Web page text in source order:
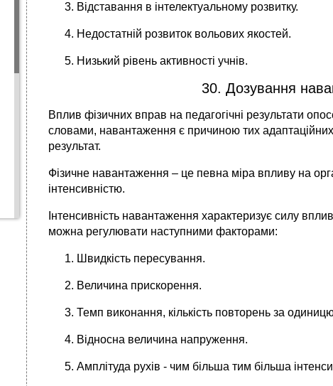
Відставання в інтелектуальному розвитку.
Недостатній розвиток вольових якостей.
Низький рівень активності учнів.
30. Дозування
Вплив фізичних вправ на педагогічні результати
словами, навантаження є причиною тих адаптаційних
результат.
Фізичне навантаження – це певна міра впливу на
інтенсивністю.
Інтенсивність навантаження характеризує силу
можна регулювати наступними факторами:
Швидкість пересування.
Величина прискорення.
Темп виконання, кількість повторень за
Відносна величина напруження.
Амплітуда рухів - чим більша тим більша